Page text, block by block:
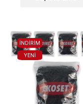
İNDİRİM
YENI